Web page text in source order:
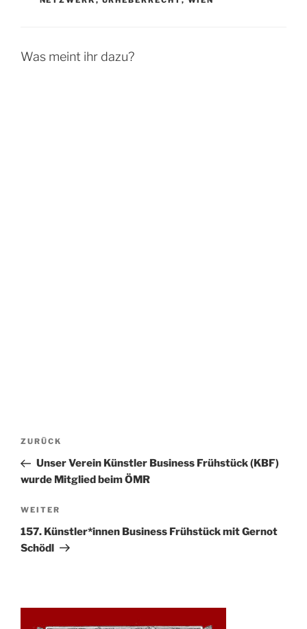
Was meint ihr dazu?
Beitrags-
Vorheriger
Beitrag
ZURÜCK
Unser Verein Künstler Business Frühstück (KBF)
wurde Mitglied beim ÖMR
Nächster
Beitrag
WEITER
157. Künstler*innen Business Frühstück mit Gernot
Schödl